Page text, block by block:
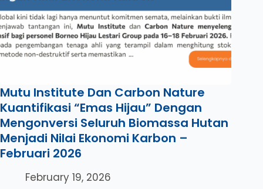
Mutu Institute Dan Carbon Nature
Kuantifikasi “Emas Hijau” Dengan
Mengonversi Seluruh Biomassa Hutan
Menjadi Nilai Ekonomi Karbon –
Februari 2026
February 19, 2026